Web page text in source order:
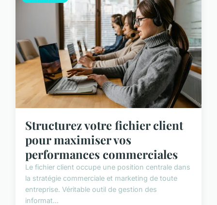
Structurez votre fichier client
pour maximiser vos
performances commerciales
Le fichier client occupe une position centrale dans
la stratégie commerciale et marketing de toute
entreprise. Véritable outil de gestion des
informat...